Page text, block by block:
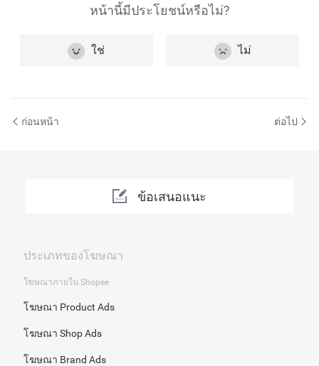
หน้านี้มีประโยชน์หรือไม่?
ใช่ ไม่
ก่อนหน้า ต่อไป
ข้อเสนอแนะ
ประเภทของโฆษณา
โฆษณาภายใน Shopee
โฆษณา Product Ads
โฆษณา Shop Ads
โฆษณา Brand Ads